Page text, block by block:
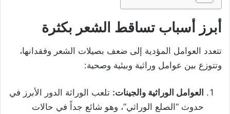
أبرز أسباب تساقط الشعر بكثرة
تتعدد العوامل المؤدية إلى ضعف بصيلات الشعر وفقدانها،
وتتوزع بين عوامل وراثية وبيئية وصحية:
العوامل الوراثية والجينات: تلعب الوراثة الدور الأبرز في
حدوث “الصلع الوراثي”، وهو شائع جداً في حالات